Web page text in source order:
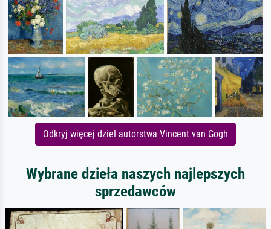
Odkryj więcej dzieł autorstwa Vincent van Gogh
Wybrane dzieła naszych najlepszych
sprzedawców